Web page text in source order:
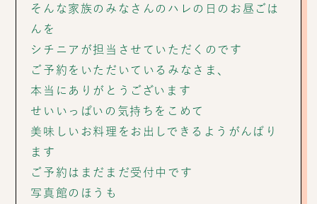
そんな家族のみなさんのハレの日のお昼ごは
んを
シチニアが担当させていただくのです
ご予約をいただいているみなさま、
本当にありがとうございます
せいいっぱいの気持ちをこめて
美味しいお料理をお出しできるようがんばり
ます
ご予約はまだまだ受付中です
写真館のほうも